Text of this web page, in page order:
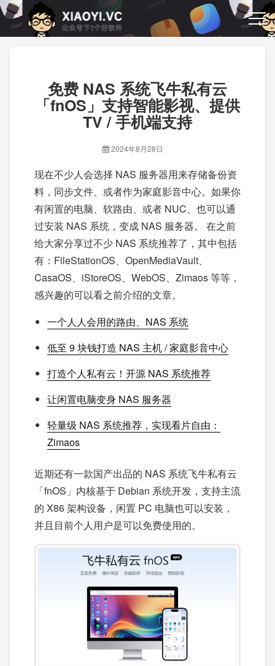
免费 NAS 系统飞牛私有云
「fnOS」支持智能影视、提供
TV / 手机端支持
2024年8月28日
现在不少人会选择 NAS 服务器用来存储备份资
料，同步文件、或者作为家庭影音中心。如果你
有闲置的电脑、软路由、或者 NUC、也可以通
过安装 NAS 系统，变成 NAS 服务器。 在之前
给大家分享过不少 NAS 系统推荐了，其中包括
有：FileStationOS、OpenMediaVault、
CasaOS、iStoreOS、WebOS、Zimaos 等等，
感兴趣的可以看之前介绍的文章。
一个人人会用的路由、NAS 系统
低至 9 块钱打造 NAS 主机 / 家庭影音中心
打造个人私有云！开源 NAS 系统推荐
让闲置电脑变身 NAS 服务器
轻量级 NAS 系统推荐，实现看片自由：
Zimaos
近期还有一款国产出品的 NAS 系统飞牛私有云
「fnOS」内核基于 Debian 系统开发，支持主流
的 X86 架构设备，闲置 PC 电脑也可以安装，
并且目前个人用户是可以免费使用的。